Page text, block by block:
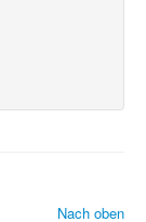
Nach oben